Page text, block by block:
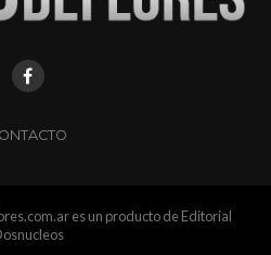
es un producto de Editorial